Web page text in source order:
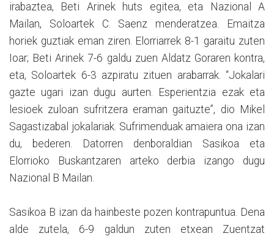
irabaztea, Beti Arinek huts egitea, eta Nazional A
Mailan, Soloartek C. Saenz menderatzea. Emaitza
horiek guztiak eman ziren. Elorriarrek 8-1 garaitu zuten
Ioar; Beti Arinek 7-6 galdu zuen Aldatz Goraren kontra,
eta, Soloartek 6-3 azpiratu zituen arabarrak. “Jokalari
gazte ugari izan dugu aurten. Esperientzia ezak eta
lesioek zuloan sufritzera eraman gaituzte”, dio Mikel
Sagastizabal jokalariak. Sufrimenduak amaiera ona izan
du, bederen. Datorren denboraldian Sasikoa eta
Elorrioko Buskantzaren arteko derbia izango dugu
Nazional B Mailan.
Sasikoa B izan da hainbeste pozen kontrapuntua. Dena
alde zutela, 6-9 galdun zuten etxean Zuentzat